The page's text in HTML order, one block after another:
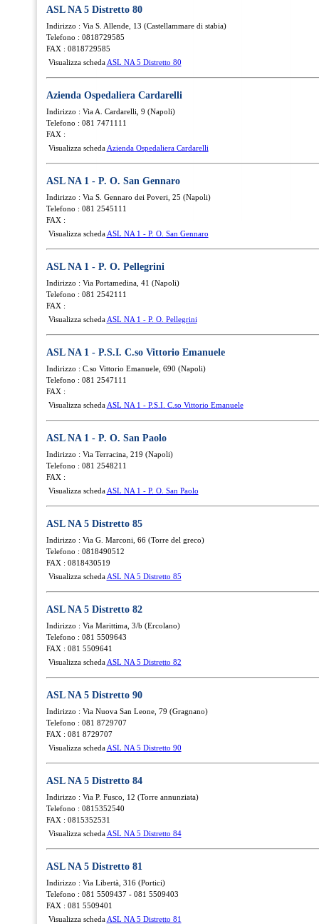
ASL NA 5 Distretto 80
Indirizzo : Via S. Allende, 13 (Castellammare di stabia)
Telefono : 0818729585
FAX : 0818729585
Visualizza scheda ASL NA 5 Distretto 80
Azienda Ospedaliera Cardarelli
Indirizzo : Via A. Cardarelli, 9 (Napoli)
Telefono : 081 7471111
FAX :
Visualizza scheda Azienda Ospedaliera Cardarelli
ASL NA 1 - P. O. San Gennaro
Indirizzo : Via S. Gennaro dei Poveri, 25 (Napoli)
Telefono : 081 2545111
FAX :
Visualizza scheda ASL NA 1 - P. O. San Gennaro
ASL NA 1 - P. O. Pellegrini
Indirizzo : Via Portamedina, 41 (Napoli)
Telefono : 081 2542111
FAX :
Visualizza scheda ASL NA 1 - P. O. Pellegrini
ASL NA 1 - P.S.I. C.so Vittorio Emanuele
Indirizzo : C.so Vittorio Emanuele, 690 (Napoli)
Telefono : 081 2547111
FAX :
Visualizza scheda ASL NA 1 - P.S.I. C.so Vittorio Emanuele
ASL NA 1 - P. O. San Paolo
Indirizzo : Via Terracina, 219 (Napoli)
Telefono : 081 2548211
FAX :
Visualizza scheda ASL NA 1 - P. O. San Paolo
ASL NA 5 Distretto 85
Indirizzo : Via G. Marconi, 66 (Torre del greco)
Telefono : 0818490512
FAX : 0818430519
Visualizza scheda ASL NA 5 Distretto 85
ASL NA 5 Distretto 82
Indirizzo : Via Marittima, 3/b (Ercolano)
Telefono : 081 5509643
FAX : 081 5509641
Visualizza scheda ASL NA 5 Distretto 82
ASL NA 5 Distretto 90
Indirizzo : Via Nuova San Leone, 79 (Gragnano)
Telefono : 081 8729707
FAX : 081 8729707
Visualizza scheda ASL NA 5 Distretto 90
ASL NA 5 Distretto 84
Indirizzo : Via P. Fusco, 12 (Torre annunziata)
Telefono : 0815352540
FAX : 0815352531
Visualizza scheda ASL NA 5 Distretto 84
ASL NA 5 Distretto 81
Indirizzo : Via Libertà, 316 (Portici)
Telefono : 081 5509437 - 081 5509403
FAX : 081 5509401
Visualizza scheda ASL NA 5 Distretto 81